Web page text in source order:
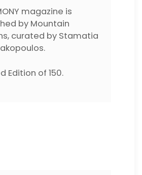
magazine is
by Mountain
curated by Stamatia
Edition of 150.